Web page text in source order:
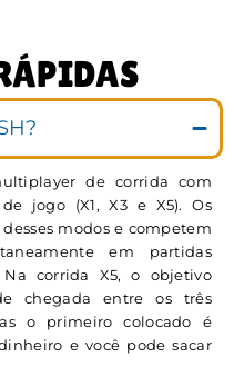
de corrida com
jogo (X1, X3 e X5). Os
modos e competem
em partidas
corrida X5, o objetivo
chegada entre os três
o primeiro colocado é
e você pode sacar